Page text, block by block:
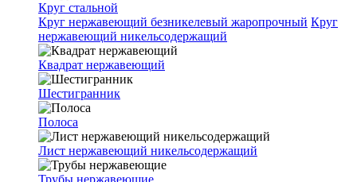
Круг стальной
Круг нержавеющий безникелевый жаропрочный Круг
нержавеющий никельсодержащий
Квадрат нержавеющий
Шестигранник
Полоса
Лист нержавеющий никельсодержащий
Трубы нержавеющие